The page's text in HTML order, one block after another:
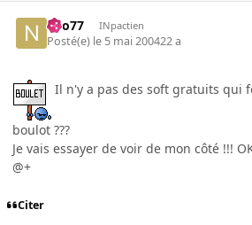
neo77 INpactien
Posté(e) le 5 mai 200422 a
Il n'y a pas des soft gratuits qui
boulot ???
Je vais essayer de voir de mon côté !!!
@+
Citer